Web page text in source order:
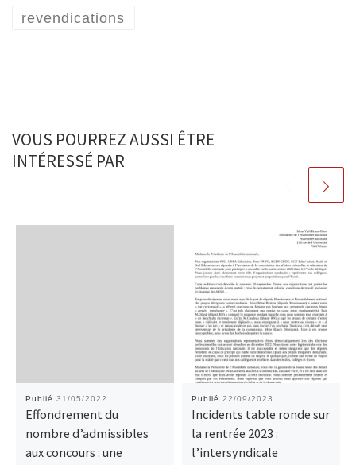
revendications
VOUS POURREZ AUSSI ÊTRE
INTÉRESSÉ PAR
Publié 31/05/2022
Effondrement du
nombre d’admissibles
aux concours : une
Publié 22/09/2023
Incidents table ronde sur
la rentrée 2023 :
l’intersyndicale